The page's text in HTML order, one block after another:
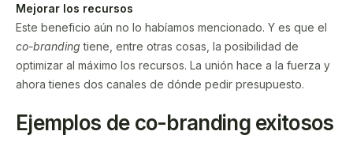
Mejorar los recursos
Este beneficio aún no lo habíamos mencionado. Y es que el
co-branding tiene, entre otras cosas, la posibilidad de
optimizar al máximo los recursos. La unión hace a la fuerza y
ahora tienes dos canales de dónde pedir presupuesto.
Ejemplos de co-branding exitosos